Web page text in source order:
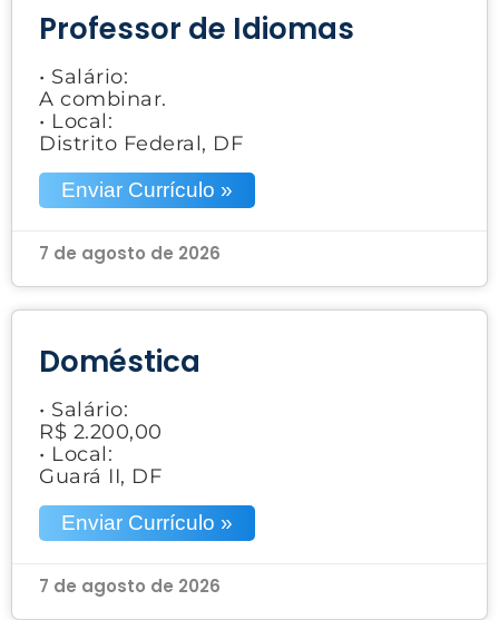
Professor de Idiomas
• Salário:
A combinar.
• Local:
Distrito Federal, DF
Enviar Currículo »
7 de agosto de 2026
Doméstica
• Salário:
R$ 2.200,00
• Local:
Guará II, DF
Enviar Currículo »
7 de agosto de 2026